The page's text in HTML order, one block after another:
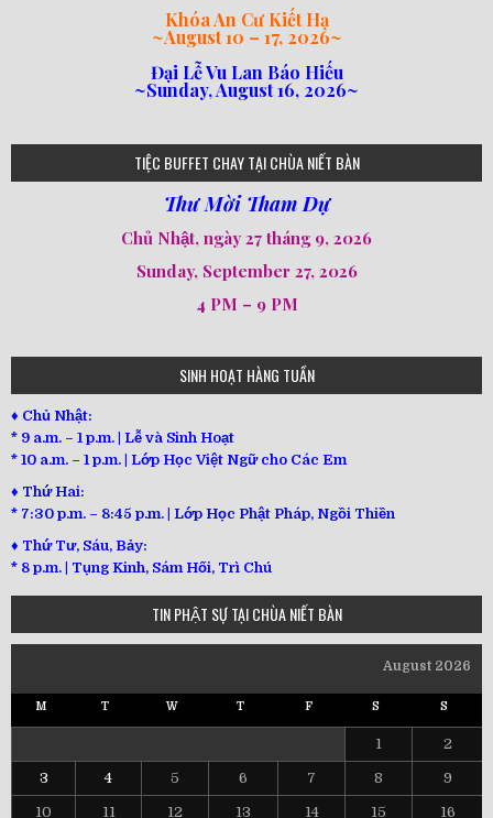
80
78
77
82
92
93
94
95
98
641
182
101
loipha2
loipha4
loipha1
loipha5
loipha7
loipha8
loipha10
loipha9
loi-phat-day
loipha15
loipha13
Khóa An Cư Kiết Hạ
~August 10 – 17, 2026~
Đại Lễ Vu Lan Báo Hiếu
~Sunday, August 16, 2026~
TIỆC BUFFET CHAY TẠI CHÙA NIẾT BÀN
Thư Mời Tham Dự
Chủ Nhật, ngày 27 tháng 9, 2026
Sunday, September 27, 2026
4 PM – 9 PM
SINH HOẠT HÀNG TUẦN
♦ Chủ Nhật:
* 9 a.m. – 1 p.m. | Lễ và Sinh Hoạt
* 10 a.m. – 1 p.m. | Lớp Học Việt Ngữ cho Các Em
♦ Thứ Hai:
* 7:30 p.m. – 8:45 p.m. | Lớp Học Phật Pháp, Ngồi Thiền
♦ Thứ Tư, Sáu, Bảy:
* 8 p.m. | Tụng Kinh, Sám Hối, Trì Chú
TIN PHẬT SỰ TẠI CHÙA NIẾT BÀN
August 2026
M T W T F S S
1 2
3 4 5 6 7 8 9
10 11 12 13 14 15 16